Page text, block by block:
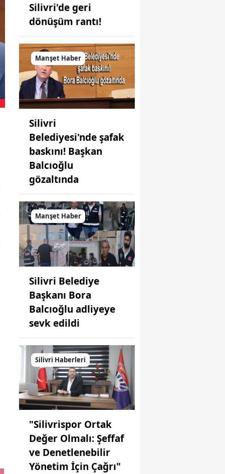
Silivri'de geri
dönüşüm rantı!
Manşet Haber
Silivri
Belediyesi'nde şafak
baskını! Başkan
Balcıoğlu
gözaltında
Manşet Haber
Silivri Belediye
Başkanı Bora
Balcıoğlu adliyeye
sevk edildi
Silivri Haberleri
"Silivrispor Ortak
Değer Olmalı: Şeffaf
ve Denetlenebilir
Yönetim İçin Çağrı"